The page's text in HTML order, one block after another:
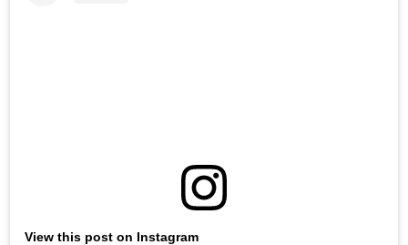
View this post on Instagram